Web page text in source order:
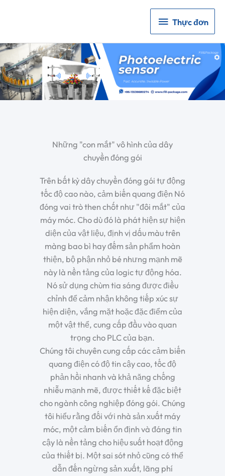
Thực
đơn
Thực đơn
Những "con mắt" vô hình của dây
chuyền đóng gói
Trên bất kỳ dây chuyền đóng gói tự động
tốc độ cao nào, cảm biến quang điện Nó
đóng vai trò then chốt như "đôi mắt" của
máy móc. Cho dù đó là phát hiện sự hiện
diện của vật liệu, định vị dấu màu trên
màng bao bì hay đếm sản phẩm hoàn
thiện, bộ phận nhỏ bé nhưng mạnh mẽ
này là nền tảng của logic tự động hóa.
Nó sử dụng chùm tia sáng được điều
chỉnh để cảm nhận không tiếp xúc sự
hiện diện, vắng mặt hoặc đặc điểm của
một vật thể, cung cấp đầu vào quan
trọng cho PLC của bạn.
Chúng tôi chuyên cung cấp các cảm biến
quang điện có độ tin cậy cao, tốc độ
phản hồi nhanh và khả năng chống
nhiễu mạnh mẽ, được thiết kế đặc biệt
cho ngành công nghiệp đóng gói. Chúng
tôi hiểu rằng đối với nhà sản xuất máy
móc, một cảm biến ổn định và đáng tin
cậy là nền tảng cho hiệu suất hoạt động
của thiết bị. Một sai sót nhỏ cũng có thể
dẫn đến ngừng sản xuất, lãng phí